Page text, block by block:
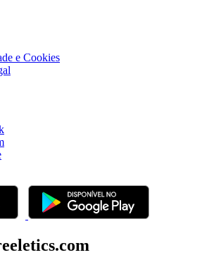
e Cookies